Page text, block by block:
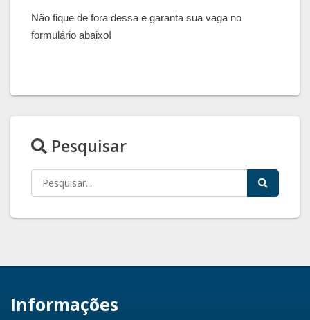
Não fique de fora dessa e garanta sua vaga no
formulário abaixo!
Pesquisar
Informações